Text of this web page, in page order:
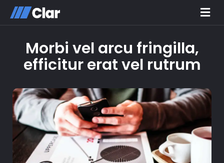
Morbi vel arcu fringilla,
efficitur erat vel rutrum